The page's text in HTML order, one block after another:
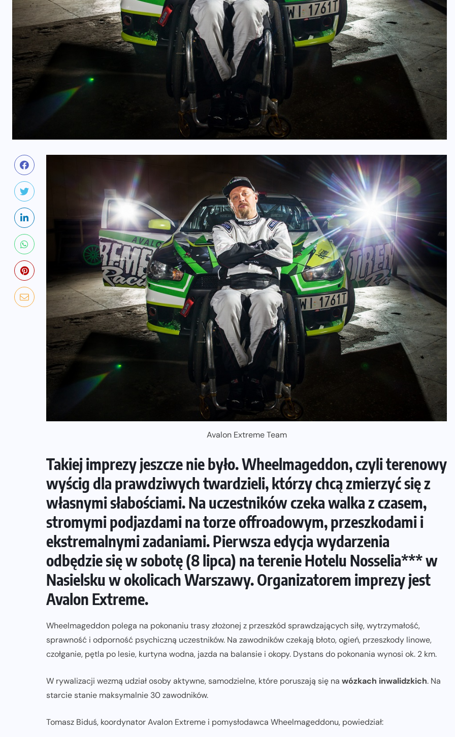
Avalon Extreme Team
Takiej imprezy jeszcze nie było. Wheelmageddon, czyli terenowy
wyścig dla prawdziwych twardzieli, którzy chcą zmierzyć się z
własnymi słabościami. Na uczestników czeka walka z czasem,
stromymi podjazdami na torze offroadowym, przeszkodami i
ekstremalnymi zadaniami. Pierwsza edycja wydarzenia
odbędzie się w sobotę (8 lipca) na terenie Hotelu Nosselia*** w
Nasielsku w okolicach Warszawy. Organizatorem imprezy jest
Avalon Extreme.
Wheelmageddon polega na pokonaniu trasy złożonej z przeszkód sprawdzających siłę, wytrzymałość,
sprawność i odporność psychiczną uczestników. Na zawodników czekają błoto, ogień, przeszkody linowe,
czołganie, pętla po lesie, kurtyna wodna, jazda na balansie i okopy. Dystans do pokonania wynosi ok. 2 km.
W rywalizacji wezmą udział osoby aktywne, samodzielne, które poruszają się na wózkach inwalidzkich. Na
starcie stanie maksymalnie 30 zawodników.
Tomasz Biduś, koordynator Avalon Extreme i pomysłodawca Wheelmageddonu, powiedział:
ZAPOWIEDZI IMPREZ
Sprawdzone trasy wracają! Poznaj
przebieg 43. Toruń Maratonu, 17.
Toruń Półmaratonu i biegu na 5 km
06-08-2026